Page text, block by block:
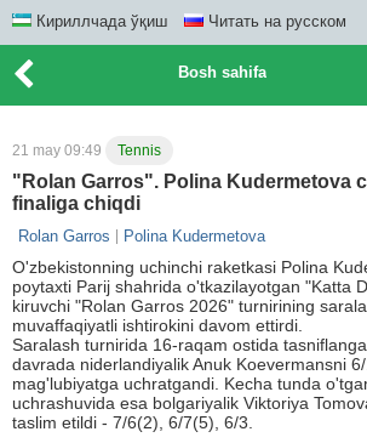
Кириллчада ўқиш Читать на русском
Bosh sahifa
21 may 09:49 Tennis
"Rolan Garros". Polina Kudermetova
finaliga chiqdi
Rolan Garros Polina Kudermetova
O'zbekistonning uchinchi raketkasi Polina
poytaxti Parij shahrida o'tkazilayotgan "Katta
kiruvchi "Rolan Garros 2026" turnirining
muvaffaqiyatli ishtirokini davom ettirdi.
Saralash turnirida 16-raqam ostida
davrada niderlandiyalik Anuk Koevermansni
mag'lubiyatga uchratgandi. Kecha tunda
uchrashuvida esa bolgariyalik Viktoriya
taslim etildi - 7/6(2), 6/7(5), 6/3.